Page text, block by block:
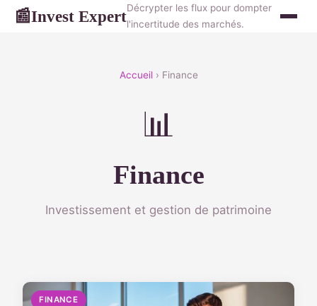
📰Invest ExpertDécrypter les flux pour dompter
l'incertitude des marchés.
Accueil› Finance
📊
Finance
Investissement et gestion de patrimoine
FINANCE